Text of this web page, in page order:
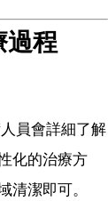
程
員會詳細了解
化的治療方
清潔即可。